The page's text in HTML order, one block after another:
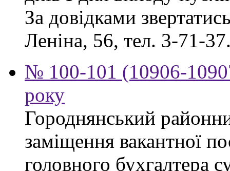
За довідками
Леніна, 56, тел. 3-71-
№ 100-101 (10906-
року
Городнянський
заміщення вакантної
головного бухгалтера